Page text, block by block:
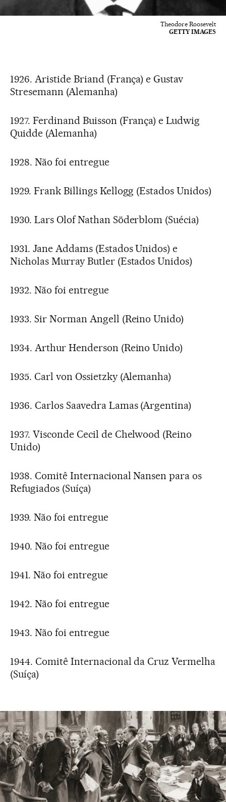
Theodore Roosevelt
GETTY IMAGES
1926. Aristide Briand (França) e Gustav
Stresemann (Alemanha)
1927. Ferdinand Buisson (França) e Ludwig
Quidde (Alemanha)
1928. Não foi entregue
1929. Frank Billings Kellogg (Estados Unidos)
1930. Lars Olof Nathan Söderblom (Suécia)
1931. Jane Addams (Estados Unidos) e
Nicholas Murray Butler (Estados Unidos)
1932. Não foi entregue
1933. Sir Norman Angell (Reino Unido)
1934. Arthur Henderson (Reino Unido)
1935. Carl von Ossietzky (Alemanha)
1936. Carlos Saavedra Lamas (Argentina)
1937. Visconde Cecil de Chelwood (Reino
Unido)
1938. Comitê Internacional Nansen para os
Refugiados (Suíça)
1939. Não foi entregue
1940. Não foi entregue
1941. Não foi entregue
1942. Não foi entregue
1943. Não foi entregue
1944. Comitê Internacional da Cruz Vermelha
(Suíça)